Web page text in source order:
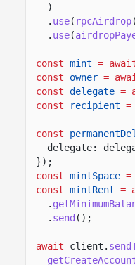
)
. use( rpcAirdrop
. use(
const mint =
const
owner =
const delegate =
const
recipient =
const
delegate:
});
const mintSpace =
const mintRent =
.
. send ();
await client.